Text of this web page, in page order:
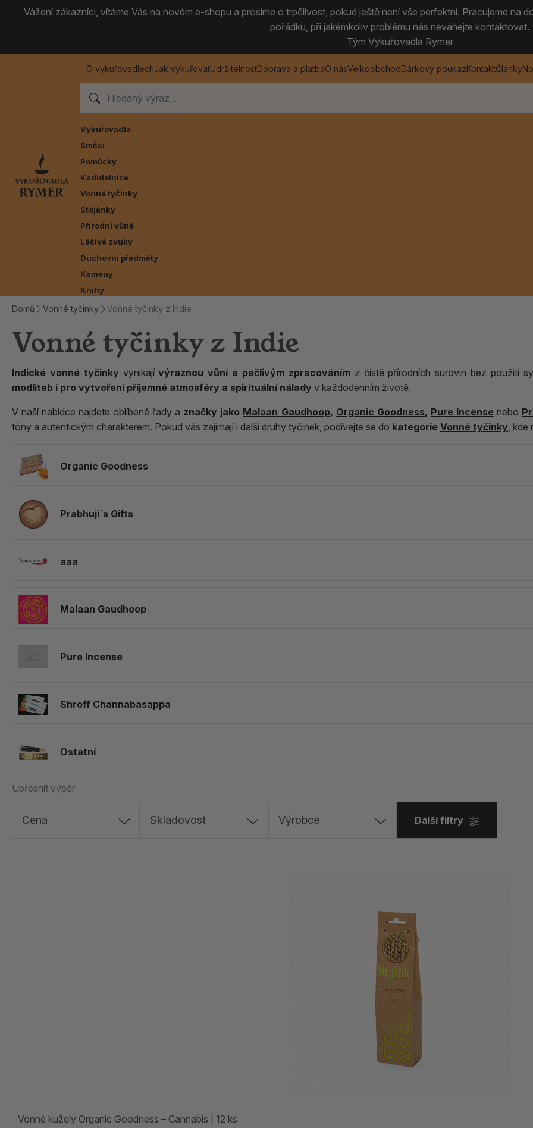
Vážení zákazníci, vítáme Vás na novém e-shopu a prosíme o trpělivost, pokud ještě není vše perfektní. Pracujeme na
pořádku, při jakémkoliv problému nás neváhejte kontaktovat.
Tým Vykuřovadla Rymer
O vykuřovadlechJak vykuřovatUdržitelnostDoprava a platbaO násVelkoobchodDárkový poukazKontaktČlánky
Vykuřovadla
Vykuřovadla
Bylinná Dřevitá
Prášky Ostatní
Směsi
Směsi
Original Rymer Zvěrokruh
Bakhoor Ostatní
Pomůcky
Pomůcky
Uhlíky Písek
Kadidelnice
Kadidelnice
Kamenné kadidelnice Kovové kadidelnice
Misky na kužílky Elektrické kadidelnice
Ostatní nádoby na
Vonné tyčinky
Vonné tyčinky
Vonné tyčinky bylinné
a pryskyřičné
Vonné tyčinky
čakrové
Vonné tyčinky z
Himálaje
Vonné kužely a
františky
Stojánky
Stojánky
Na vonné tyčinky
Na vonné tyčinky
čakrové
Tubusy na vonné
tyčinky
Přírodní vůně
Přírodní vůně
Attar oleje Přírodní tuhé esence
Léčivé zvuky
Léčivé zvuky
Šamanské bubny Tibetské mísy
Zvony, tingša činely a
mušle
Duchovní předměty
Duchovní předměty
Rituální Kyvadla
Kameny
Knihy
Domů Vonné tyčinky Vonné tyčinky z Indie
Vonné tyčinky z Indie
Indické vonné tyčinky vynikajívýraznou vůní a pečlivým zpracovánímz čistě přírodních surovin bez použití
modliteb i pro vytvoření příjemné atmosféry a spirituální nálady v každodenním životě.
V naší nabídce najdete oblíbené řady a značky jako Malaan Gaudhoop, Organic Goodness, Pure Incensenebo
tóny a autentickým charakterem. Pokud vás zajímají i další druhy tyčinek, podívejte se do kategorie Vonné tyčinky, kde
Organic Goodness
Prabhuji´s Gifts
aaa
Malaan Gaudhoop
Pure Incense
Shroff Channabasappa
Ostatní
Upřesnit výběr
Cena Skladovost Výrobce Další filtry
Vonné kužely Organic Goodness – Cannabis | 12 ks